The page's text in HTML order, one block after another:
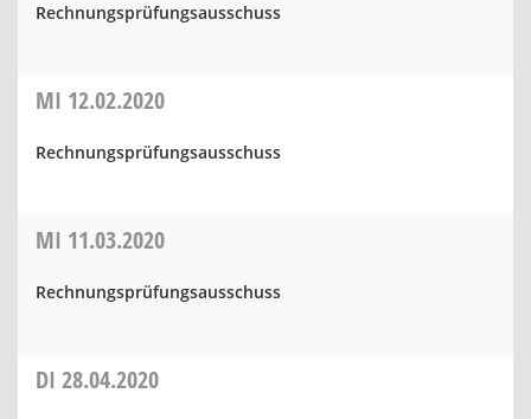
Rechnungsprüfungsausschuss
MI 12.02.2020
Rechnungsprüfungsausschuss
MI 11.03.2020
Rechnungsprüfungsausschuss
DI 28.04.2020